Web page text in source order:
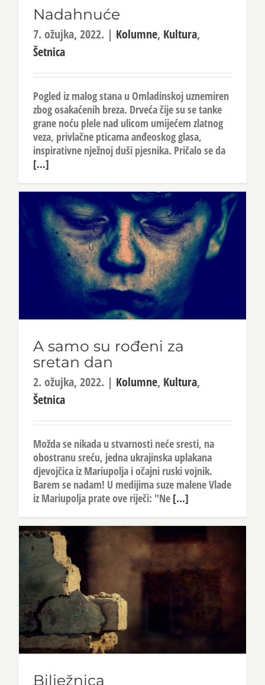
Nadahnuće
7. ožujka, 2022. | Kolumne, Kultura,
Šetnica
Pogled iz malog stana u Omladinskoj uznemiren
zbog osakaćenih breza. Drveća čije su se tanke
grane noću plele nad ulicom umijećem zlatnog
veza, privlačne pticama anđeoskog glasa,
inspirativne nježnoj duši pjesnika. Pričalo se da
[...]
A samo su rođeni za
sretan dan
2. ožujka, 2022. | Kolumne, Kultura,
Šetnica
Možda se nikada u stvarnosti neće sresti, na
obostranu sreću, jedna ukrajinska uplakana
djevojčica iz Mariupolja i očajni ruski vojnik.
Barem se nadam! U medijima suze malene Vlade
iz Mariupolja prate ove riječi: "Ne [...]
Bilježnica